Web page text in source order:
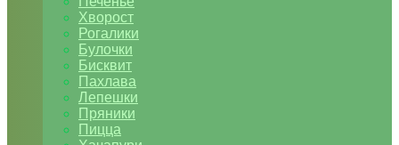
Хворост
Рогалики
Булочки
Бисквит
Пахлава
Лепешки
Пряники
Пицца